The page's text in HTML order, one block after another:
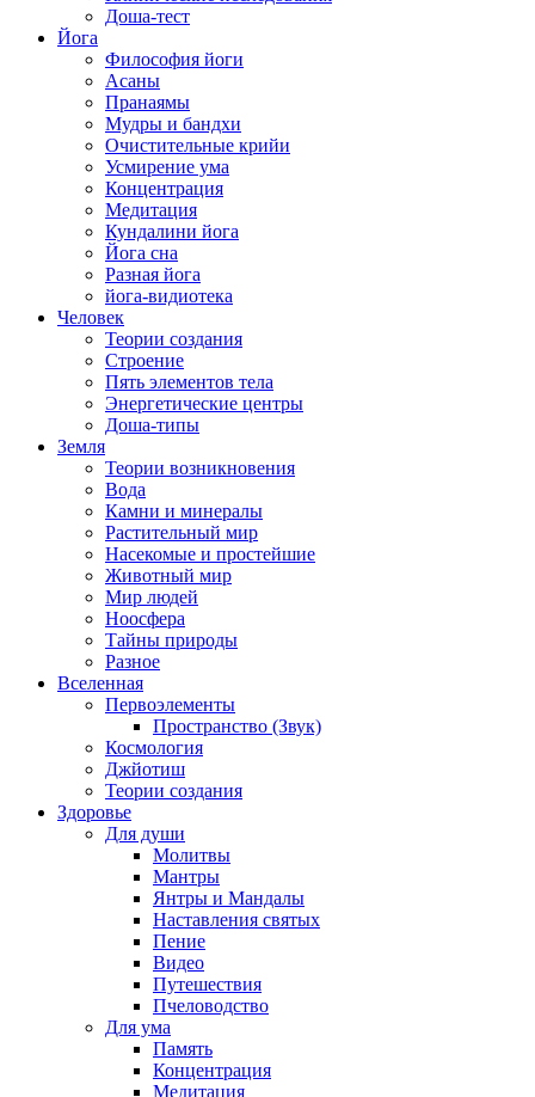
Доша-тест
Йога
Философия йоги
Асаны
Пранаямы
Мудры и бандхи
Очистительные крийи
Усмирение ума
Концентрация
Медитация
Кундалини йога
Йога сна
Разная йога
йога-видиотека
Человек
Теории создания
Строение
Пять элементов тела
Энергетические центры
Доша-типы
Земля
Теории возникновения
Вода
Камни и минералы
Растительный мир
Насекомые и простейшие
Животный мир
Мир людей
Ноосфера
Тайны природы
Разное
Вселенная
Первоэлементы
Пространство (Звук)
Космология
Джйотиш
Теории создания
Здоровье
Для души
Молитвы
Мантры
Янтры и Мандалы
Наставления святых
Пение
Видео
Путешествия
Пчеловодство
Для ума
Память
Концентрация
Медитация